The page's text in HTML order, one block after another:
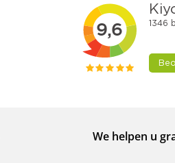
We helpen u